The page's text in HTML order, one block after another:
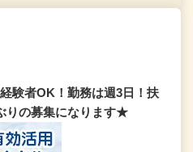
験者OK！勤務は週3日！扶
の募集になります★